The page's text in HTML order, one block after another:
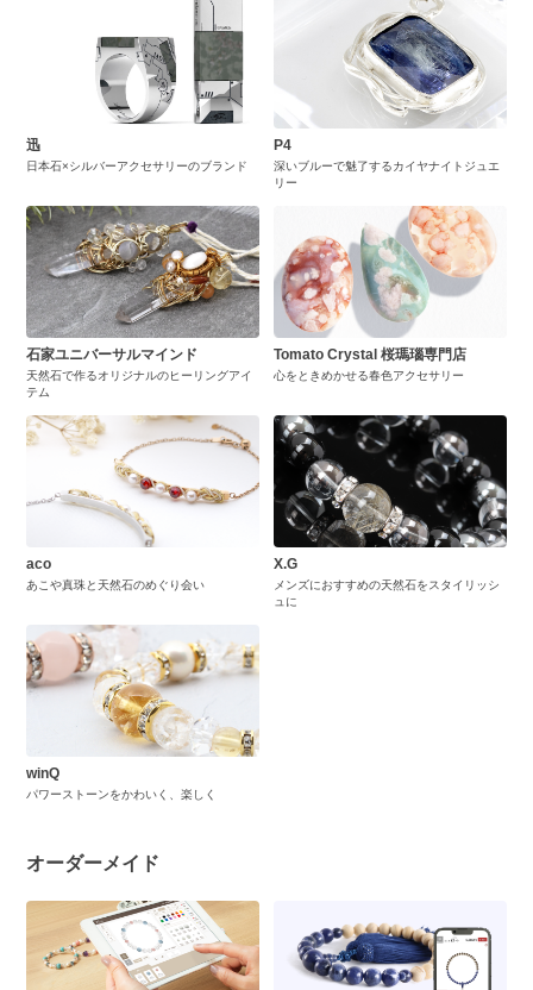
迅
日本石×シルバーアクセサリーのブランド
P4
深いブルーで魅了するカイヤナイトジュエ
リー
石家ユニバーサルマインド
天然石で作るオリジナルのヒーリングアイ
テム
Tomato Crystal 桜瑪瑙専門店
心をときめかせる春色アクセサリー
aco
あこや真珠と天然石のめぐり会い
X.G
メンズにおすすめの天然石をスタイリッシ
ュに
winQ
パワーストーンをかわいく、楽しく
オーダーメイド